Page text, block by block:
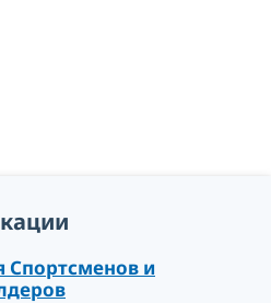
Спортсменов и